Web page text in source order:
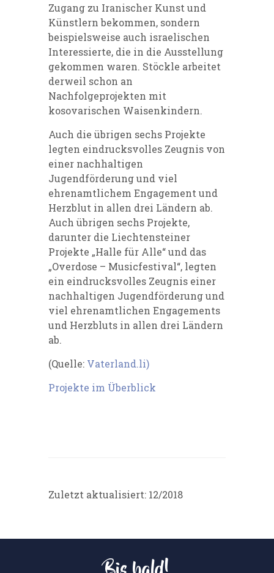
Zugang zu Iranischer Kunst und
Künstlern bekommen, sondern
beispielsweise auch israelischen
Interessierte, die in die Ausstellung
gekommen waren. Stöckle arbeitet
derweil schon an
Nachfolgeprojekten mit
kosovarischen Waisenkindern.
Auch die übrigen sechs Projekte
legten eindrucksvolles Zeugnis von
einer nachhaltigen
Jugendförderung und viel
ehrenamtlichem Engagement und
Herzblut in allen drei Ländern ab.
Auch übrigen sechs Projekte,
darunter die Liechtensteiner
Projekte „Halle für Alle“ und das
„Overdose – Musicfestival“, legten
ein eindrucksvolles Zeugnis einer
nachhaltigen Jugendförderung und
viel ehrenamtlichen Engagements
und Herzbluts in allen drei Ländern
ab.
(Quelle: Vaterland.li)
Projekte im Überblick
Zuletzt aktualisiert: 12/2018